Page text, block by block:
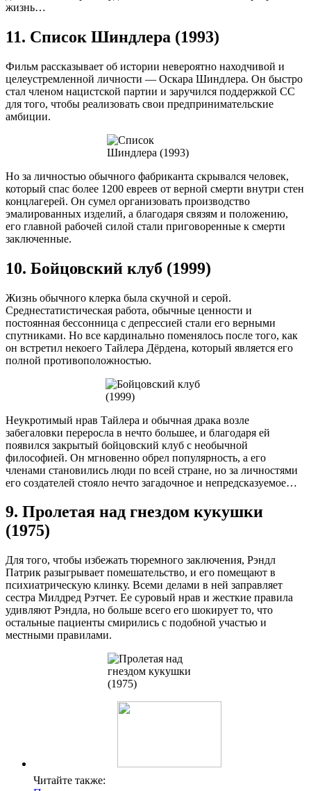
жизнь…
11. Список Шиндлера (1993)
Фильм рассказывает об истории невероятно находчивой и
целеустремленной личности — Оскара Шиндлера. Он быстро
стал членом нацистской партии и заручился поддержкой СС
для того, чтобы реализовать свои предпринимательские
амбиции.
Но за личностью обычного фабриканта скрывался человек,
который спас более 1200 евреев от верной смерти внутри стен
концлагерей. Он сумел организовать производство
эмалированных изделий, а благодаря связям и положению,
его главной рабочей силой стали приговоренные к смерти
заключенные.
10. Бойцовский клуб (1999)
Жизнь обычного клерка была скучной и серой.
Среднестатистическая работа, обычные ценности и
постоянная бессонница с депрессией стали его верными
спутниками. Но все кардинально поменялось после того, как
он встретил некоего Тайлера Дёрдена, который является его
полной противоположностью.
Неукротимый нрав Тайлера и обычная драка возле
забегаловки переросла в нечто большее, и благодаря ей
появился закрытый бойцовский клуб с необычной
философией. Он мгновенно обрел популярность, а его
членами становились люди по всей стране, но за личностями
его создателей стояло нечто загадочное и непредсказуемое…
9. Пролетая над гнездом кукушки
(1975)
Для того, чтобы избежать тюремного заключения, Рэндл
Патрик разыгрывает помешательство, и его помещают в
психиатрическую клинку. Всеми делами в ней заправляет
сестра Милдред Рэтчет. Ее суровый нрав и жесткие правила
удивляют Рэндла, но больше всего его шокирует то, что
остальные пациенты смирились с подобной участью и
местными правилами.
Читайте также: